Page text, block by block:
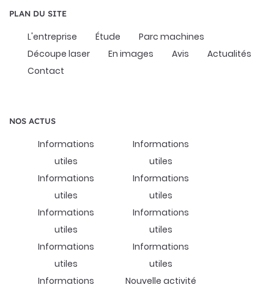
LASER
Recopier le code ci-contre
commerciales à l'adresse email indiqué ci-dessus. Vous pouvez vous
désinscrire à tout moment en utilisantle formulaire de désinscription
Inscription
PLAN DU SITE
L'entreprise Étude
Parc machines
Découpe laser
En images Avis
Actualités
Contact
NOS ACTUS
Informations
utiles
Informations
utiles
Informations
utiles
Informations
utiles
Informations
utiles
Informations
utiles
Informations
utiles
Informations
utiles
Informations
Nouvelle activité